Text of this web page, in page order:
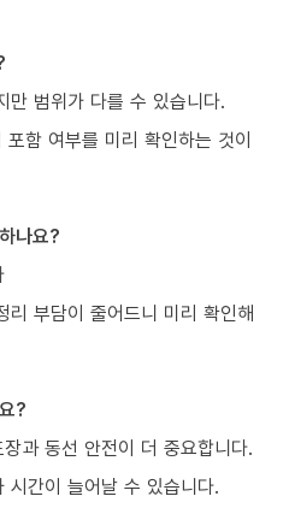
범위가 다를 수 있습니다.
함 여부를 미리 확인하는 것이
나요?
리 부담이 줄어드니 미리 확인해
?
과 동선 안전이 더 중요합니다.
시간이 늘어날 수 있습니다.